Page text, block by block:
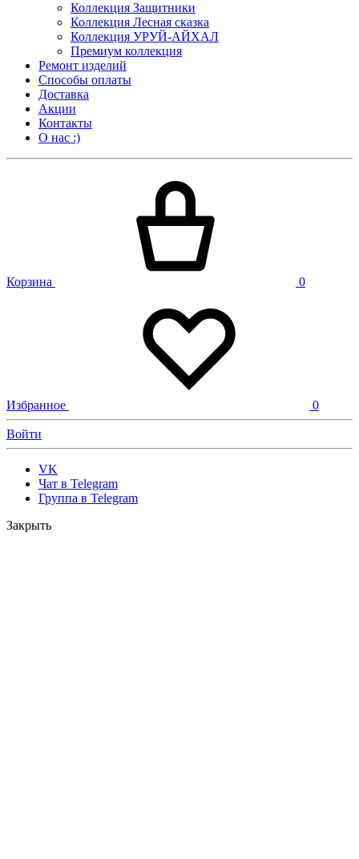
Коллекция Защитники
Коллекция Лесная сказка
Коллекция УРУЙ-АЙХАЛ
Премиум коллекция
Ремонт изделий
Способы оплаты
Доставка
Акции
Контакты
О нас :)
Корзина 0
Избранное 0
Войти
VK
Чат в Telegram
Группа в Telegram
Закрыть